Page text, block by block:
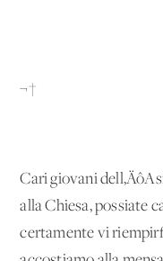
¬†
Cari giovani
alla Chiesa, possiate
certamente vi